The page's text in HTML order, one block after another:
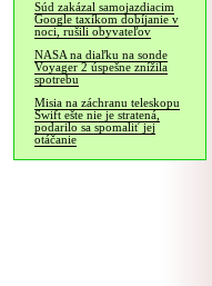
Súd zakázal samojazdiacim
Google taxíkom dobíjanie v
noci, rušili obyvateľov
NASA na diaľku na sonde
Voyager 2 úspešne znížila
spotrebu
Misia na záchranu teleskopu
Swift ešte nie je stratená,
podarilo sa spomaliť jej
otáčanie